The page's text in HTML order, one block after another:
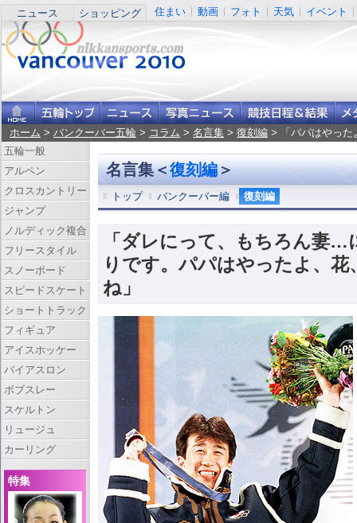
ニュース ショッピング 住まい 動画 フォト 天気 イベント
ホーム > バンクーバー五輪 > コラム > 名言集 > 復刻編 > 「パパはやった
名言集＜復刻編＞
トップ バンクーバー編 復刻編
「ダレにって、もちろん妻…
りです。パパはやったよ、
ね」
五輪一般
アルペン
クロスカントリー
ジャンプ
ノルディック複合
フリースタイル
スノーボード
スピードスケート
ショートトラック
フィギュア
アイスホッケー
バイアスロン
ボブスレー
スケルトン
リュージュ
カーリング
特集